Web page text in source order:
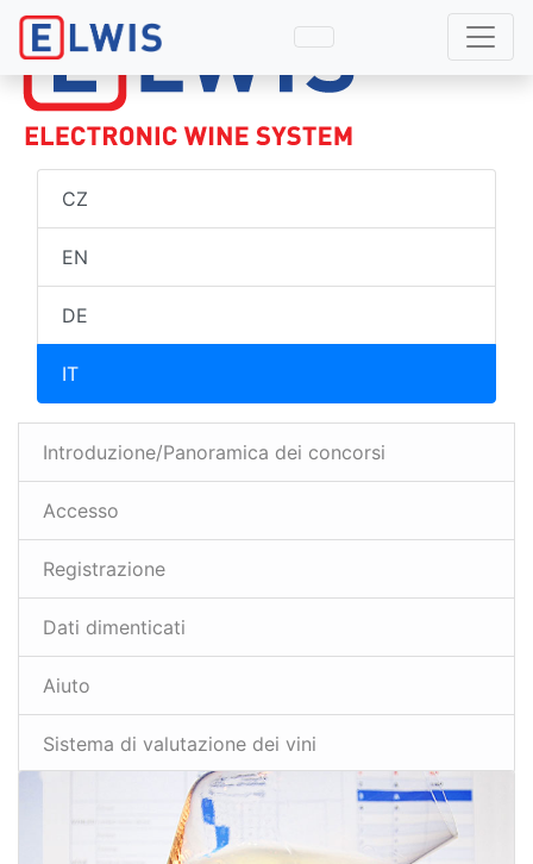
CZ
EN
DE
IT
Introduzione/Panoramica dei concorsi
Accesso
Registrazione
Dati dimenticati
Aiuto
Sistema di valutazione dei vini